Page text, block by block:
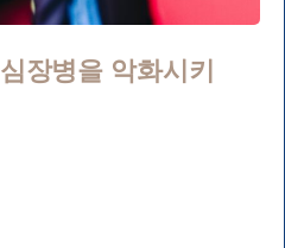
장병을 악화시키